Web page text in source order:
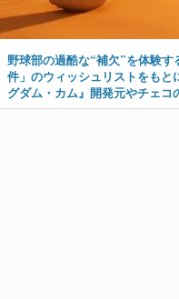
野球部の過酷な“補欠”を体験
件」のウィッシュリストをも
グダム・カム』開発元やチェ